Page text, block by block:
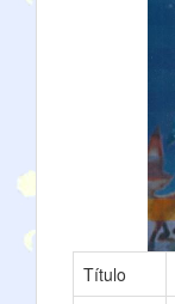
Título